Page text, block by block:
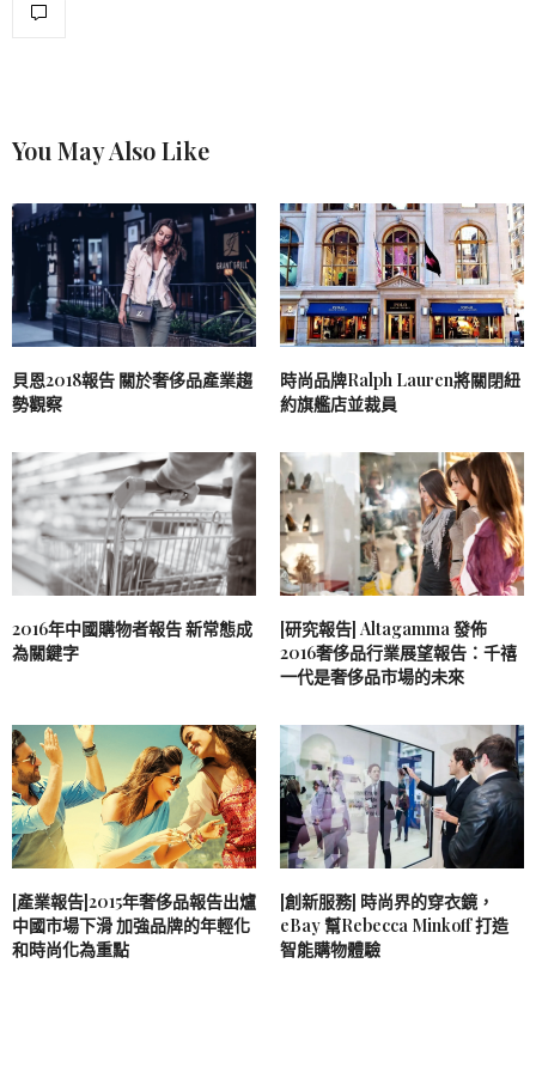
You May Also Like
貝恩2018報告 關於奢侈品產業趨
勢觀察
時尚品牌Ralph Lauren將關閉紐
約旗艦店並裁員
2016年中國購物者報告 新常態成
為關鍵字
[研究報告] Altagamma 發佈
2016奢侈品行業展望報告：千禧
一代是奢侈品市場的未來
[產業報告]2015年奢侈品報告出爐
中國市場下滑 加強品牌的年輕化
和時尚化為重點
[創新服務] 時尚界的穿衣鏡，
eBay 幫Rebecca Minkoff 打造
智能購物體驗